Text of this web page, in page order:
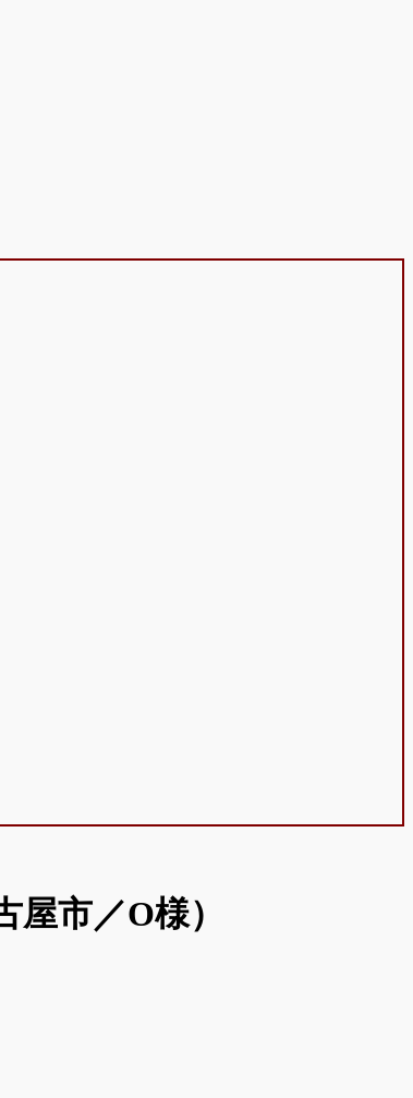
市／O様）